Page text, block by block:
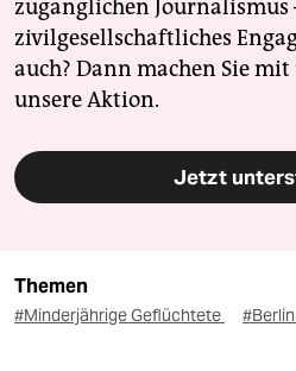
zugänglichen Journalismus
zivilgesellschaftliches
auch? Dann machen Sie
unsere Aktion.
Jetzt
Themen
#Minderjährige Geflüchtete #Berlin